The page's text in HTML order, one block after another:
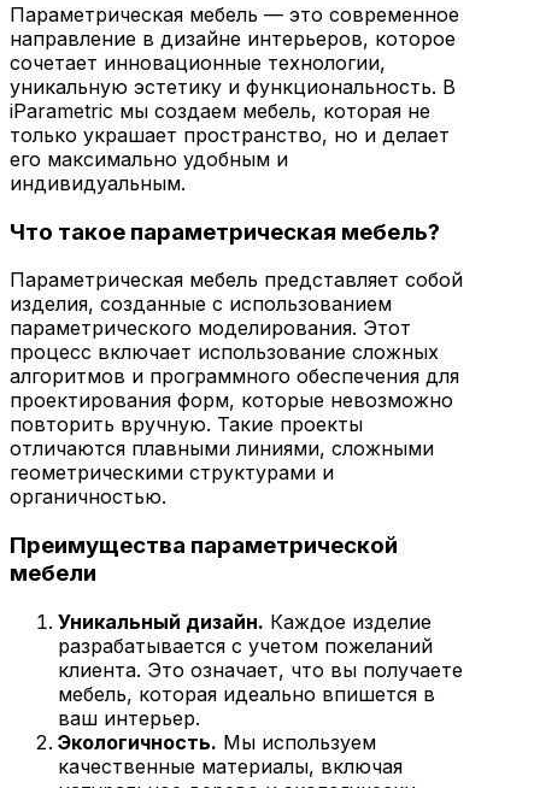
Параметрическая мебель — это современное
направление в дизайне интерьеров, которое
сочетает инновационные технологии,
уникальную эстетику и функциональность. В
iParametric мы создаем мебель, которая не
только украшает пространство, но и делает
его максимально удобным и
индивидуальным.
Что такое параметрическая мебель?
Параметрическая мебель представляет собой
изделия, созданные с использованием
параметрического моделирования. Этот
процесс включает использование сложных
алгоритмов и программного обеспечения для
проектирования форм, которые невозможно
повторить вручную. Такие проекты
отличаются плавными линиями, сложными
геометрическими структурами и
органичностью.
Преимущества параметрической
мебели
Уникальный дизайн. Каждое изделие
разрабатывается с учетом пожеланий
клиента. Это означает, что вы получаете
мебель, которая идеально впишется в
ваш интерьер.
Экологичность. Мы используем
качественные материалы, включая